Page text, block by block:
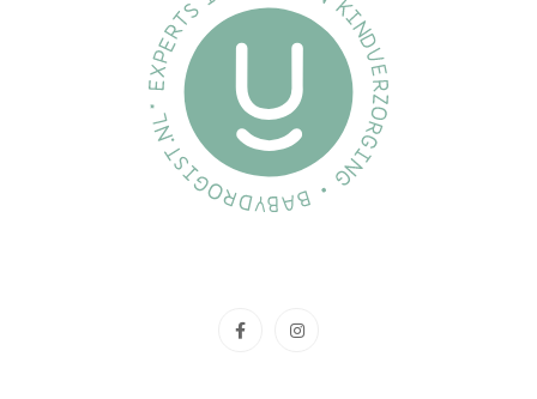
Snuffle Knuffelspeen Ultra Soft Giraffe
1x knuffelbeer en 1 fopspeen 0/6 maanden
8710103897040